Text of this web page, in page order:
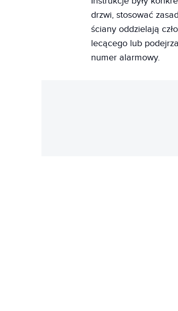
drzwi, stosować
ściany oddzielają
lecącego lub
numer alarmowy.